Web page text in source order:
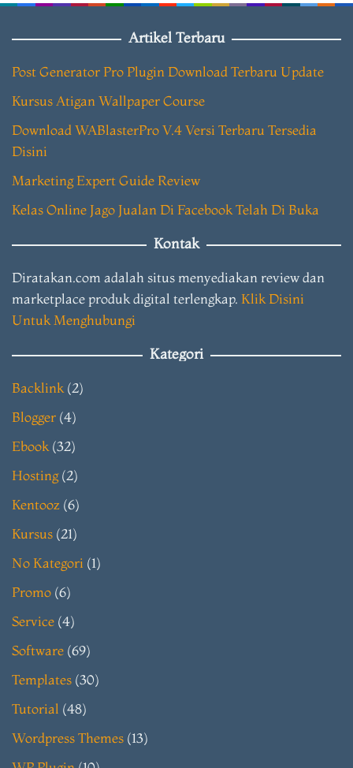
Artikel Terbaru
Post Generator Pro Plugin Download Terbaru Update
Kursus Atigan Wallpaper Course
Download WABlasterPro V.4 Versi Terbaru Tersedia
Disini
Marketing Expert Guide Review
Kelas Online Jago Jualan Di Facebook Telah Di Buka
Kontak
Diratakan.com adalah situs menyediakan review dan
marketplace produk digital terlengkap. Klik Disini
Untuk Menghubungi
Kategori
Backlink(2)
Blogger (4)
Ebook(32)
Hosting(2)
Kentooz (6)
Kursus (21)
No Kategori (1)
Promo (6)
Service (4)
Software (69)
Templates (30)
Tutorial (48)
Wordpress Themes (13)